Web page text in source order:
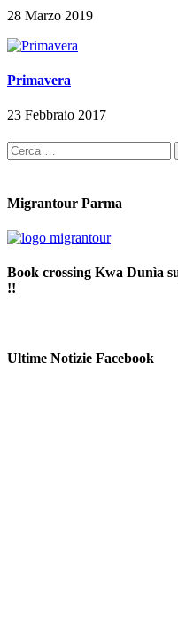
28 Marzo 2019
Primavera
23 Febbraio 2017
Ricerca
per:
Migrantour Parma
Book crossing Kwa Dunìa
!!
Ultime Notizie Facebook